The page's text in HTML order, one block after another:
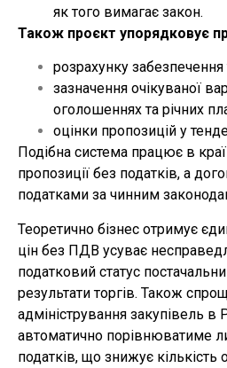
як того вимагає закон.
Також проєкт упорядковує
розрахунку
зазначення очікуваної
оголошеннях та річних
оцінки пропозицій у
Подібна система працює в
пропозиції без податків, а
податками за чинним
Теоретично бізнес отримує
цін без ПДВ усуває
податковий статус
результати торгів. Також
адміністрування закупівель
автоматично порівнюватиме
податків, що знижує